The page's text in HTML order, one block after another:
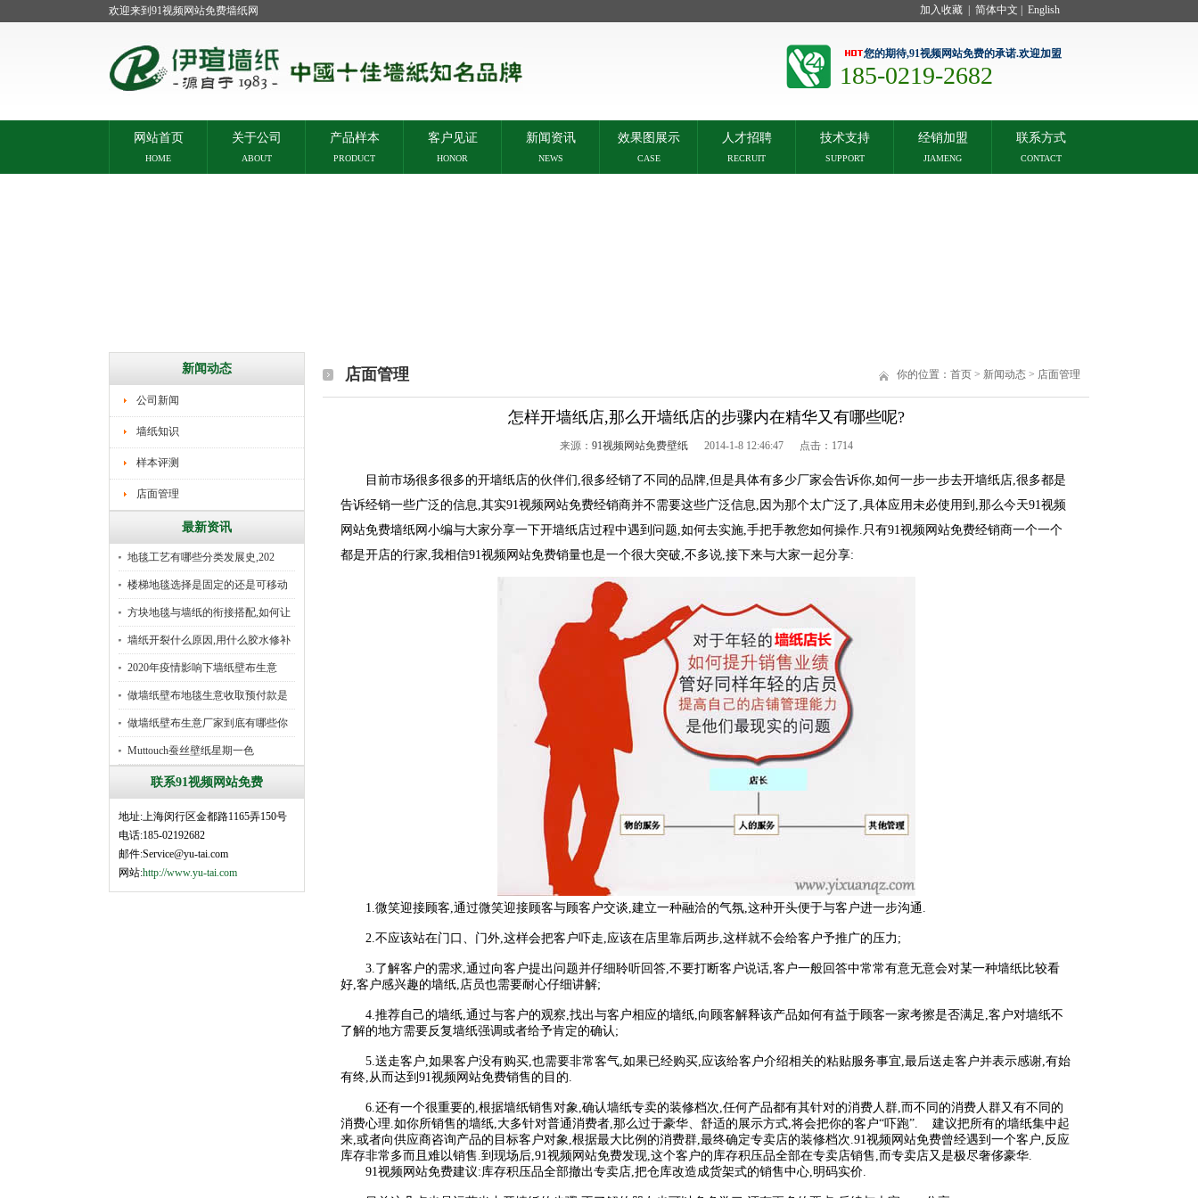
欢迎来到91视频网站免费墙纸网 加入收藏 简体中文 English
您的期待,91视频网站免费的承诺.欢迎加盟
185-0219-2682
网站首页
HOME
关于公司
ABOUT
产品样本
PRODUCT
客户见证
HONOR
新闻资讯
NEWS
效果图展示
CASE
人才招聘
RECRUIT
技术支持
SUPPORT
经销加盟
JIAMENG
联系方式
CONTACT
新闻动态
公司新闻
墙纸知识
样本评测
店面管理
最新资讯
地毯工艺有哪些分类发展史,202
楼梯地毯选择是固定的还是可移动
好
方块地毯与墙纸的衔接搭配,如何让
墙纸开裂什么原因,用什么胶水修补
2020年疫情影响下墙纸壁布生意
做墙纸壁布地毯生意收取预付款是
行
做墙纸壁布生意厂家到底有哪些你
所
Muttouch蚕丝壁纸星期一色
联系91视频网站免费
地址:上海闵行区金都路1165弄150号
电话:185-02192682
邮件:Service@yu-tai.com
网站:http://www.yu-tai.com
店面管理 你的位置： 首页 > 新闻动态 > 店面管理
怎样开墙纸店,那么开墙纸店的步骤内在精华又有哪些呢?
来源： 91视频网站免费壁纸2014-1-8 12:46:47 点击： 1714
目前市场很多很多的开墙纸店的伙伴们,很多经销了不同的品牌,但是具体有多少厂家会告诉你,如何一步一步去开墙纸店,很多都是
告诉经销一些广泛的信息,其实91视频网站免费经销商并不需要这些广泛信息,因为那个太广泛了,具体应用未必使用到,那么今天91视频
网站免费墙纸网小编与大家分享一下开墙纸店过程中遇到问题,如何去实施,手把手教您如何操作.只有91视频网站免费经销商一个一个
都是开店的行家,我相信91视频网站免费销量也是一个很大突破,不多说,接下来与大家一起分享:
1.微笑迎接顾客,通过微笑迎接顾客与顾客户交谈,建立一种融洽的气氛,这种开头便于与客户进一步沟通.
2.不应该站在门口、门外,这样会把客户吓走,应该在店里靠后两步,这样就不会给客户予推广的压力;
3.了解客户的需求,通过向客户提出问题并仔细聆听回答,不要打断客户说话,客户一般回答中常常有意无意会对某一种墙纸比较看
好,客户感兴趣的墙纸,店员也需要耐心仔细讲解;
4.推荐自己的墙纸,通过与客户的观察,找出与客户相应的墙纸,向顾客解释该产品如何有益于顾客一家考擦是否满足,客户对墙纸不
了解的地方需要反复墙纸强调或者给予肯定的确认;
5.送走客户,如果客户没有购买,也需要非常客气,如果已经购买,应该给客户介绍相关的粘贴服务事宜,最后送走客户并表示感谢,有始
有终,从而达到91视频网站免费销售的目的.
6.还有一个很重要的,根据墙纸销售对象,确认墙纸专卖的装修档次,任何产品都有其针对的消费人群,而不同的消费人群又有不同的
消费心理.如你所销售的墙纸,大多针对普通消费者,那么过于豪华、舒适的展示方式,将会把你的客户“吓跑”. 建议把所有的墙纸集中起
来,或者向供应商咨询产品的目标客户对象,根据最大比例的消费群,最终确定专卖店的装修档次.91视频网站免费曾经遇到一个客户,反应
库存非常多而且难以销售.到现场后,91视频网站免费发现,这个客户的库存积压品全部在专卖店销售,而专卖店又是极尽奢侈豪华.
91视频网站免费建议:库存积压品全部撤出专卖店,把仓库改造成货架式的销售中心,明码实价.